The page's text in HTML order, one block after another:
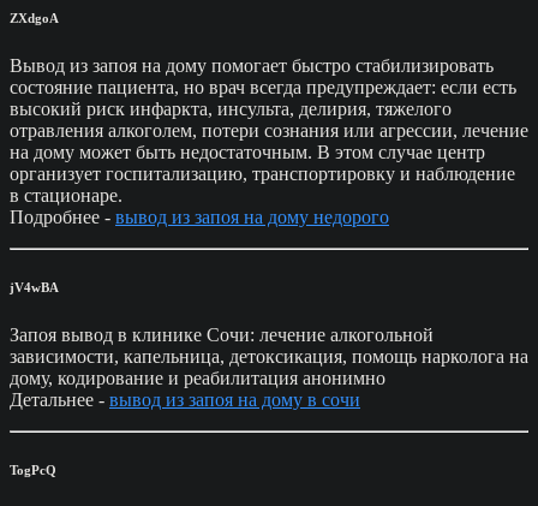
ZXdgoA
Вывод из запоя на дому помогает быстро стабилизировать
состояние пациента, но врач всегда предупреждает: если есть
высокий риск инфаркта, инсульта, делирия, тяжелого
отравления алкоголем, потери сознания или агрессии, лечение
на дому может быть недостаточным. В этом случае центр
организует госпитализацию, транспортировку и наблюдение
в стационаре.
Подробнее - вывод из запоя на дому недорого
jV4wBA
Запоя вывод в клинике Сочи: лечение алкогольной
зависимости, капельница, детоксикация, помощь нарколога на
дому, кодирование и реабилитация анонимно
Детальнее - вывод из запоя на дому в сочи
TogPcQ